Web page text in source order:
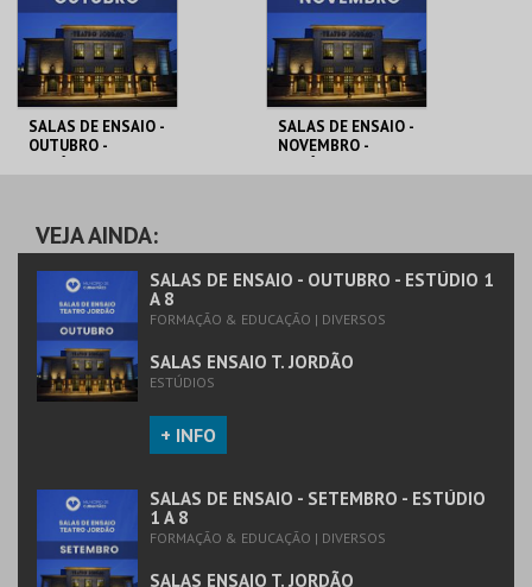
INSCREVER
SALAS DE ENSAIO -
OUTUBRO -
JORDÃO
MAIS INFO
SALAS DE ENSAIO -
NOVEMBRO -
MAIS INFO
VEJA AINDA:
SALAS DE ENSAIO - OUTUBRO - ESTÚDIO 1
A 8
FORMAÇÃO & EDUCAÇÃO | DIVERSOS
SALAS ENSAIO T. JORDÃO
ESTÚDIOS
+ INFO
SALAS DE ENSAIO - SETEMBRO - ESTÚDIO
1 A 8
FORMAÇÃO & EDUCAÇÃO | DIVERSOS
SALAS ENSAIO T. JORDÃO